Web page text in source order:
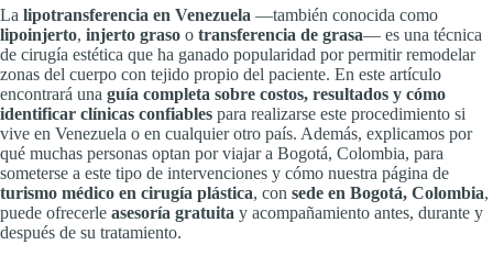
La lipotransferencia en Venezuela —también conocida como
lipoinjerto, injerto graso o transferencia de grasa— es una técnica
de cirugía estética que ha ganado popularidad por permitir remodelar
zonas del cuerpo con tejido propio del paciente. En este artículo
encontrará una guía completa sobre costos, resultados y cómo
identificar clínicas confiables para realizarse este procedimiento si
vive en Venezuela o en cualquier otro país. Además, explicamos por
qué muchas personas optan por viajar a Bogotá, Colombia, para
someterse a este tipo de intervenciones y cómo nuestra página de
turismo médico en cirugía plástica, con sede en Bogotá, Colombia,
puede ofrecerle asesoría gratuita y acompañamiento antes, durante y
después de su tratamiento.